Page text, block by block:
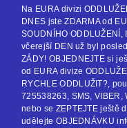
Na EURA divizi
DNES jste ZDARMA od
SOUDNÍHO ODDLUŽENÍ,
včerejší DEN už byl
ZÁDY! OBJEDNEJTE si
od EURA divize
RYCHLE ODDLUŽIT?,
725538263, SMS, VIBER,
nebo se ZEPTEJTE ještě
udělejte OBJEDNÁVKU